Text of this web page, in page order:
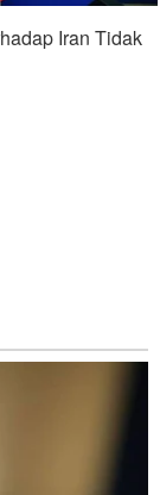
Iran Tidak